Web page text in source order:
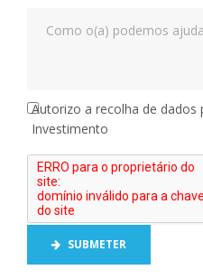
Autorizo a recolha de dados
Investimento
SUBMETER